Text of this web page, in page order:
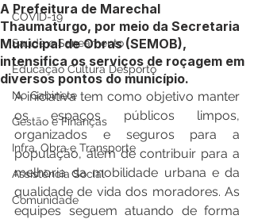
COVID-19
Saúde e Saneamento
Educação Cultura Desporto
No Gabinete
Gestão e Finanças
Infra, Obra e Transporte
Assistência Social
Comunidade
A Prefeitura de Marechal
Thaumaturgo, por meio da Secretaria
Municipal de Obras (SEMOB),
intensifica os serviços de roçagem em
diversos pontos do município.
A iniciativa tem como objetivo manter
os espaços públicos limpos,
organizados e seguros para a
população, além de contribuir para a
melhoria da mobilidade urbana e da
qualidade de vida dos moradores. As
equipes seguem atuando de forma